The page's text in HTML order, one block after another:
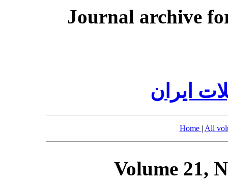
Journal archive
ایران
Home | All
Volume 21,